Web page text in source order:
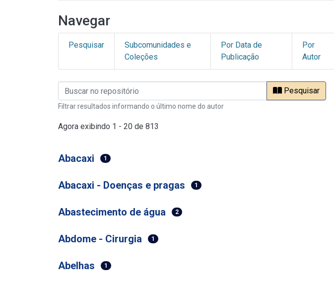
Navegar
Pesquisar
Subcomunidades e
Coleções
Por Data de
Publicação
Por
Autor
Pesquisar
Filtrar resultados informando o último nome do autor
Agora exibindo 1 - 20 de 813
Abacaxi 1
Abacaxi - Doenças e pragas 1
Abastecimento de água 2
Abdome - Cirurgia 1
Abelhas 1